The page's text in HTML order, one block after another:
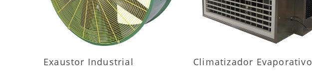
Exaustor Industrial Climatizador Evaporativo